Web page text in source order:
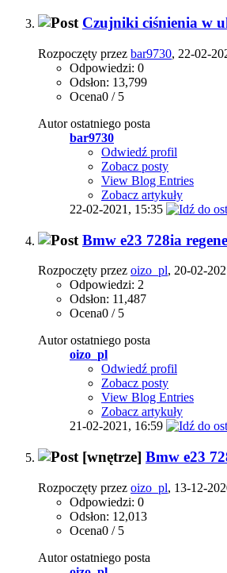
Czujniki ciśnienia w
Rozpoczęty przez bar9730, 22-02-
Odpowiedzi: 0
Odsłon: 13,799
Ocena0 / 5
Autor ostatniego posta
bar9730
Odwiedź profil
Zobacz posty
View Blog Entries
Zobacz artykuły
22-02-2021, 15:35
Bmw e23 728ia
Rozpoczęty przez oizo_pl, 20-02-
Odpowiedzi: 2
Odsłon: 11,487
Ocena0 / 5
Autor ostatniego posta
oizo_pl
Odwiedź profil
Zobacz posty
View Blog Entries
Zobacz artykuły
21-02-2021, 16:59
[wnętrze] Bmw e23
Rozpoczęty przez oizo_pl, 13-12-
Odpowiedzi: 0
Odsłon: 12,013
Ocena0 / 5
Autor ostatniego posta